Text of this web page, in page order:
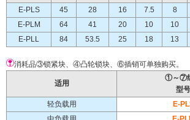
E-PLS 45 28 16 7.5 8
E-PLM
64 41 20 10 10
E-PLL
84 53.5 25 18 13
消耗品③锁紧块、④凸轮锁块、⑥插销可单独购买。
适用
①～⑦
型号
轻负载用
E-